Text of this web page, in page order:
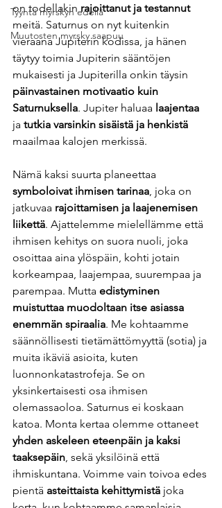
Tyyntä myrskyn edellä
Muutosten myrsky saapuu
on todellakin rajoittanut ja testannut
meitä. Saturnus on nyt kuitenkin
vieraana Jupiterin kodissa, ja hänen
täytyy toimia Jupiterin sääntöjen
mukaisesti ja Jupiterilla onkin täysin
päinvastainen motivaatio kuin
Saturnuksella. Jupiter haluaa laajentaa
ja tutkia varsinkin sisäistä ja henkistä
maailmaa kalojen merkissä.
Nämä kaksi suurta planeettaa
symboloivat ihmisen tarinaa, joka on
jatkuvaa rajoittamisen ja laajenemisen
liikettä. Ajattelemme mielellämme että
ihmisen kehitys on suora nuoli, joka
osoittaa aina ylöspäin, kohti jotain
korkeampaa, laajempaa, suurempaa ja
parempaa. Mutta edistyminen
muistuttaa muodoltaan itse asiassa
enemmän spiraalia. Me kohtaamme
säännöllisesti tietämättömyyttä (sotia) ja
muita ikäviä asioita, kuten
luonnonkatastrofeja. Se on
yksinkertaisesti osa ihmisen
olemassaoloa. Saturnus ei koskaan
katoa. Monta kertaa olemme ottaneet
yhden askeleen eteenpäin ja kaksi
taaksepäin, sekä yksilöinä että
ihmiskuntana. Voimme vain toivoa edes
pientä asteittaista kehittymistä joka